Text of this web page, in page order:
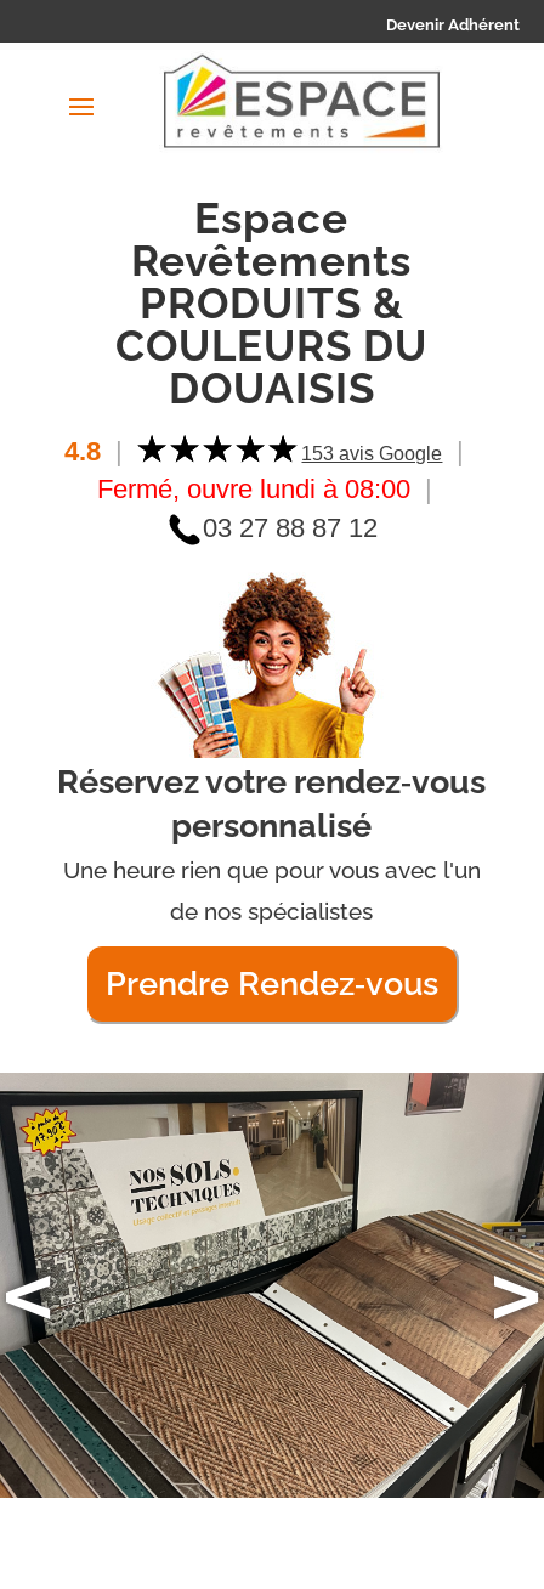
Devenir Adhérent
Espace
Revêtements
PRODUITS &
COULEURS DU
DOUAISIS
4.8 153 avis Google
Fermé, ouvre lundi à 08:00
03 27 88 87 12
Réservez votre rendez‑vous
personnalisé
Une heure rien que pour vous avec l'un
de nos spécialistes
Prendre Rendez‑vous
< >